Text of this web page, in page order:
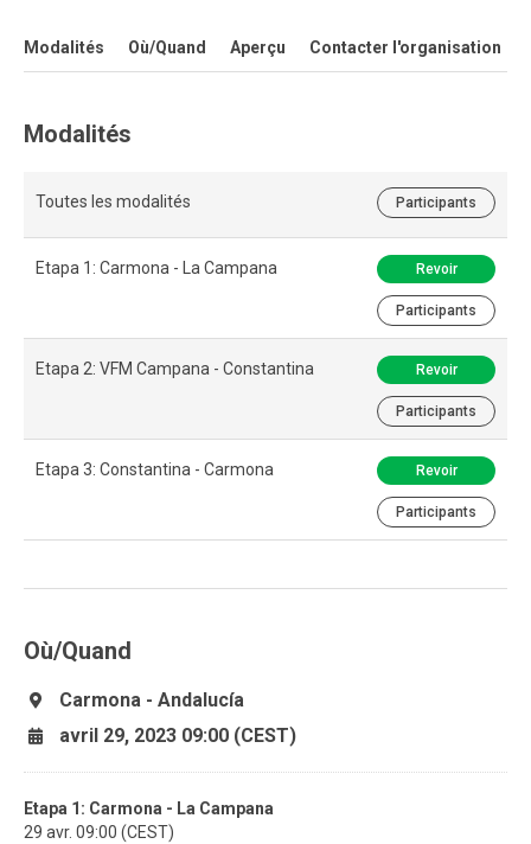
Modalités Où/Quand Aperçu Contacter l'organisation
Modalités
Toutes les modalités Participants
Etapa 1: Carmona - La Campana Revoir
Participants
Etapa 2: VFM Campana - Constantina Revoir
Participants
Etapa 3: Constantina - Carmona Revoir
Participants
Où/Quand
Carmona - Andalucía
avril 29, 2023 09:00 (CEST)
Etapa 1: Carmona - La Campana
29 avr. 09:00 (CEST)